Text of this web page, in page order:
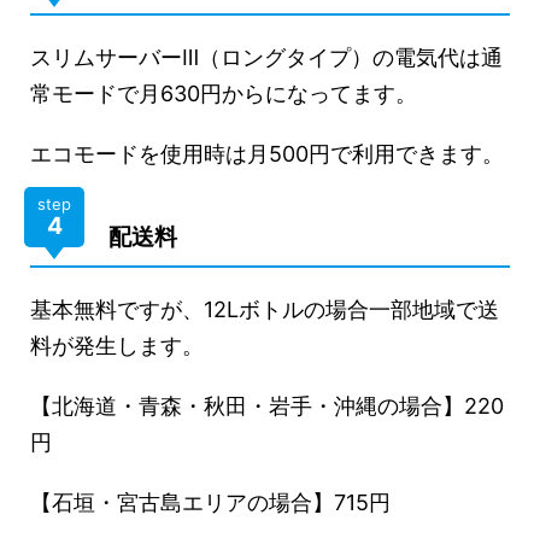
スリムサーバーⅢ（ロングタイプ）の電気代は通
常モードで月630円からになってます。
エコモードを使用時は月500円で利用できます。
step
4 配送料
基本無料ですが、12Lボトルの場合一部地域で送
料が発生します。
【北海道・青森・秋田・岩手・沖縄の場合】220
円
【石垣・宮古島エリアの場合】715円